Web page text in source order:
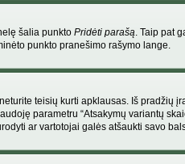
šalia punkto Pridėti parašą. Taip pat
punkto pranešimo rašymo lange.
teisių kurti apklausas. Iš pradžių
parametru “Atsakymų variantų
ar vartotojai galės atšaukti savo